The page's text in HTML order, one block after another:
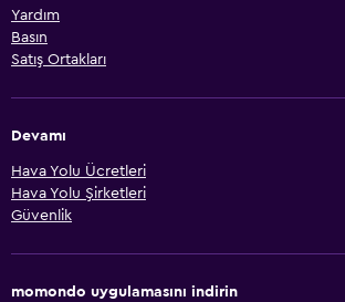
Yardım
Basın
Satış Ortakları
Devamı
Hava Yolu Ücretleri
Hava Yolu Şirketleri
Güvenlik
momondo uygulamasını indirin